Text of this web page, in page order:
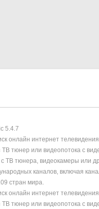
онлайн интернет
тюнер или видеопотока с
ТВ тюнера, видеокамеры или
каналов, включая
стран мира.
онлайн интернет
тюнер или видеопотока с